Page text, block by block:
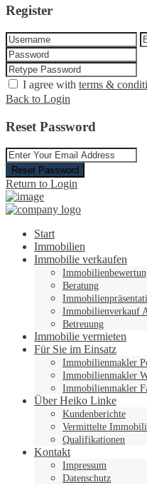
Register
I agree with terms &
Back to Login
Reset Password
Reset Password
Return to Login
Start
Immobilien
Immobilie verkaufen
Beratung
Immobilienverkauf
Betreuung
Immobilie vermieten
Für Sie im Einsatz
Immobilienmakler
Immobilienmakler
Immobilienmakler
Über Heiko Linke
Kundenberichte
Vermittelte
Qualifikationen
Kontakt
Impressum
Datenschutz